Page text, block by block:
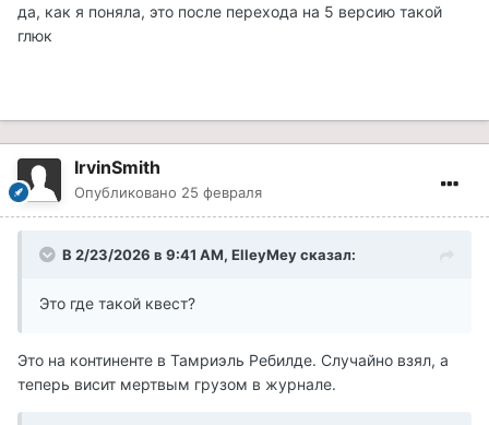
да, как я поняла, это после перехода на 5 версию такой
глюк
IrvinSmith
Опубликовано 25 февраля
В 2/23/2026 в 9:41 AM, ElleyMeyсказал:
Это где такой квест?
Это на континенте в Тамриэль Ребилде. Случайно взял, а
теперь висит мертвым грузом в журнале.